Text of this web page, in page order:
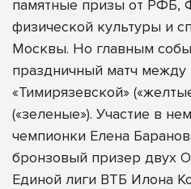
памятные призы от РФБ,
физической культуры и
Москвы. Но главным
праздничный матч между
«Тимирязевской»
(«зеленые»). Участие в
чемпионки Елена
бронзовый призер двух
Единой лиги ВТБ Илона